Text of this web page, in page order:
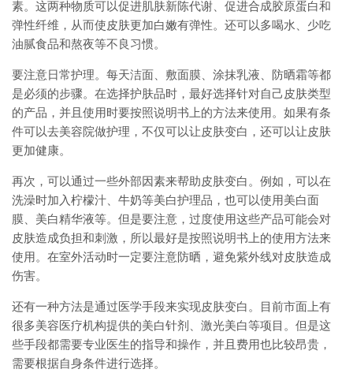
素。这两种物质可以促进肌肤新陈代谢、促进合成胶原蛋白和
弹性纤维，从而使皮肤更加白嫩有弹性。还可以多喝水、少吃
油腻食品和熬夜等不良习惯。
要注意日常护理。每天洁面、敷面膜、涂抹乳液、防晒霜等都
是必须的步骤。在选择护肤品时，最好选择针对自己皮肤类型
的产品，并且使用时要按照说明书上的方法来使用。如果有条
件可以去美容院做护理，不仅可以让皮肤变白，还可以让皮肤
更加健康。
再次，可以通过一些外部因素来帮助皮肤变白。例如，可以在
洗澡时加入柠檬汁、牛奶等美白护理品，也可以使用美白面
膜、美白精华液等。但是要注意，过度使用这些产品可能会对
皮肤造成负担和刺激，所以最好是按照说明书上的使用方法来
使用。在室外活动时一定要注意防晒，避免紫外线对皮肤造成
伤害。
还有一种方法是通过医学手段来实现皮肤变白。目前市面上有
很多美容医疗机构提供的美白针剂、激光美白等项目。但是这
些手段都需要专业医生的指导和操作，并且费用也比较昂贵，
需要根据自身条件进行选择。